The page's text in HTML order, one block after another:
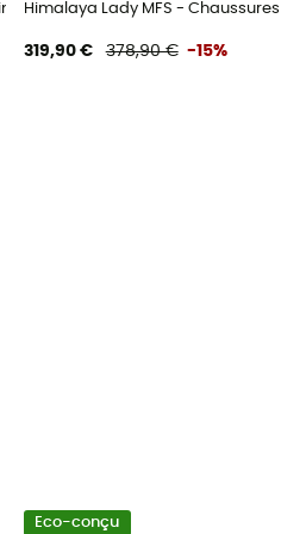
femme
Himalaya Lady MFS -
319,90 € 378,90 € -15%
Eco-conçu